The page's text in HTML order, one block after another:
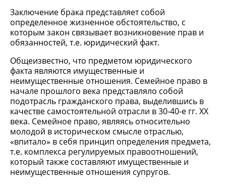
Заключение брака представляет собой
определенное жизненное обстоятельство, с
которым закон связывает возникновение прав и
обязанностей, т.е. юридический факт.
Общеизвестно, что предметом юридического
факта являются имущественные и
неимущественные отношения. Семейное право в
начале прошлого века представляло собой
подотрасль гражданского права, выделившись в
качестве самостоятельной отрасли в 30-40-е гг. ХХ
века. Семейное право, являясь относительно
молодой в историческом смысле отраслью,
«впитало» в себя принцип определения предмета,
т.е. комплекса регулируемых правоотношений,
который также составляют имущественные и
неимущественные отношения супругов.